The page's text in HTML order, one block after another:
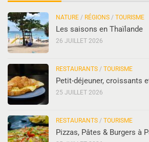
NATURE / RÉGIONS / TOURISME
Les saisons en Thaïlande
26 JUILLET 2026
RESTAURANTS / TOURISME
Petit-déjeuner, croissants
25 JUILLET 2026
RESTAURANTS / TOURISME
Pizzas, Pâtes & Burgers à